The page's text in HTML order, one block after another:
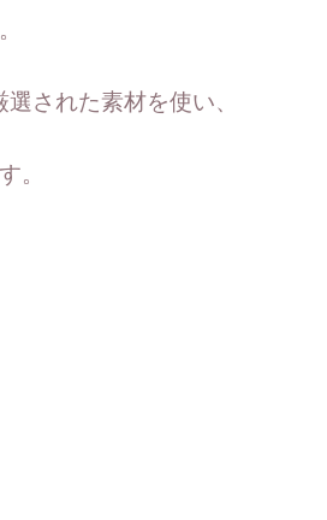
された素材を使い、
。